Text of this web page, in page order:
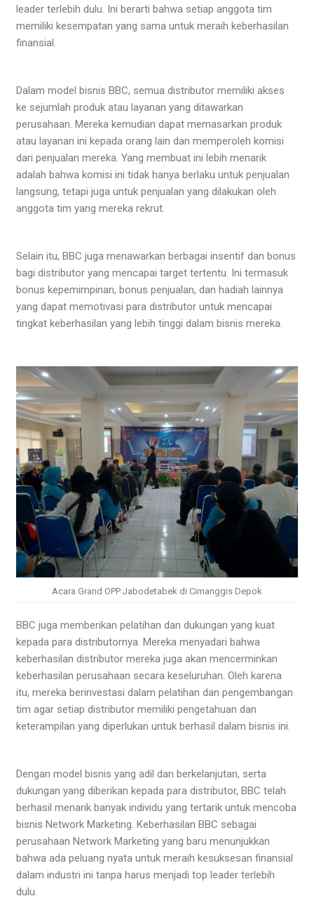
leader terlebih dulu. Ini berarti bahwa setiap anggota tim
memiliki kesempatan yang sama untuk meraih keberhasilan
finansial.
Dalam model bisnis BBC, semua distributor memiliki akses
ke sejumlah produk atau layanan yang ditawarkan
perusahaan. Mereka kemudian dapat memasarkan produk
atau layanan ini kepada orang lain dan memperoleh komisi
dari penjualan mereka. Yang membuat ini lebih menarik
adalah bahwa komisi ini tidak hanya berlaku untuk penjualan
langsung, tetapi juga untuk penjualan yang dilakukan oleh
anggota tim yang mereka rekrut.
Selain itu, BBC juga menawarkan berbagai insentif dan bonus
bagi distributor yang mencapai target tertentu. Ini termasuk
bonus kepemimpinan, bonus penjualan, dan hadiah lainnya
yang dapat memotivasi para distributor untuk mencapai
tingkat keberhasilan yang lebih tinggi dalam bisnis mereka.
Acara Grand OPP Jabodetabek di Cimanggis Depok
BBC juga memberikan pelatihan dan dukungan yang kuat
kepada para distributornya. Mereka menyadari bahwa
keberhasilan distributor mereka juga akan mencerminkan
keberhasilan perusahaan secara keseluruhan. Oleh karena
itu, mereka berinvestasi dalam pelatihan dan pengembangan
tim agar setiap distributor memiliki pengetahuan dan
keterampilan yang diperlukan untuk berhasil dalam bisnis ini.
Dengan model bisnis yang adil dan berkelanjutan, serta
dukungan yang diberikan kepada para distributor, BBC telah
berhasil menarik banyak individu yang tertarik untuk mencoba
bisnis Network Marketing. Keberhasilan BBC sebagai
perusahaan Network Marketing yang baru menunjukkan
bahwa ada peluang nyata untuk meraih kesuksesan finansial
dalam industri ini tanpa harus menjadi top leader terlebih
dulu.